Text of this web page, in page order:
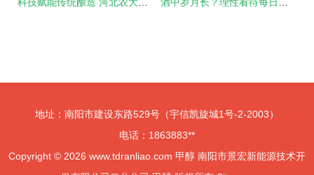
地址：南阳市建设东路529号（宇信凯旋城1号-2-2003）
电话：1863883**
Copyright © 2026 www.tdranliao.com 甲醇 南阳市景宏新能源技术开